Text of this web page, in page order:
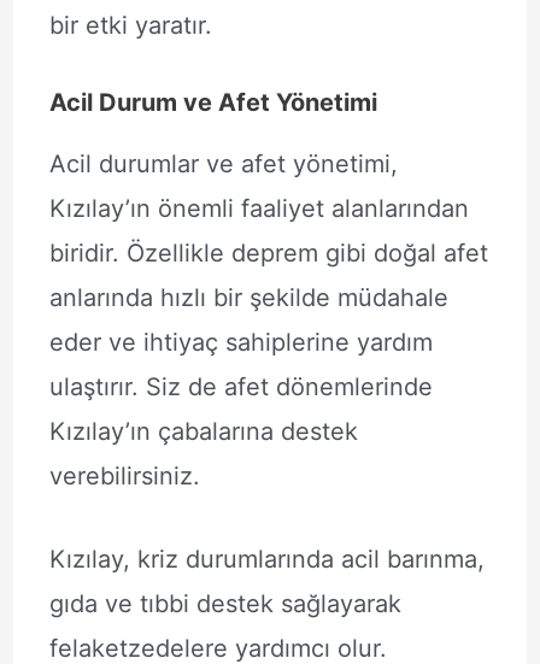
bir etki yaratır.
Acil Durum ve Afet Yönetimi
Acil durumlar ve afet yönetimi,
Kızılay’ın önemli faaliyet alanlarından
biridir. Özellikle deprem gibi doğal afet
anlarında hızlı bir şekilde müdahale
eder ve ihtiyaç sahiplerine yardım
ulaştırır. Siz de afet dönemlerinde
Kızılay’ın çabalarına destek
verebilirsiniz.
Kızılay, kriz durumlarında acil barınma,
gıda ve tıbbi destek sağlayarak
felaketzedelere yardımcı olur.